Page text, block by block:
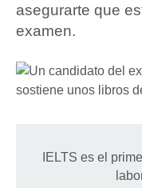
asegurarte que
examen.
IELTS es el